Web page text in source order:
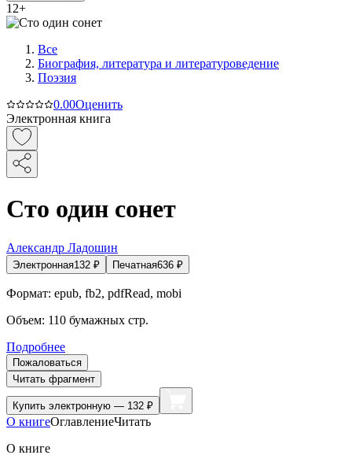
12+
Все
Биография, литература и литературоведение
Поэзия
0.00Оценить
Электронная книга
Сто один сонет
Александр Ладошин
Электронная132 ₽ Печатная636 ₽
Формат: epub, fb2, pdfRead, mobi
Объем: 110 бумажных стр.
Подробнее
Пожаловаться
Читать фрагмент
Купить электронную — 132 ₽
О книгеОглавлениеЧитать
О книге